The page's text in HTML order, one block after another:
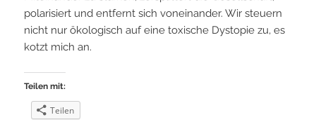
polarisiert und entfernt sich voneinander. Wir steuern
nicht nur ökologisch auf eine toxische Dystopie zu, es
kotzt mich an.
Teilen mit:
Teilen